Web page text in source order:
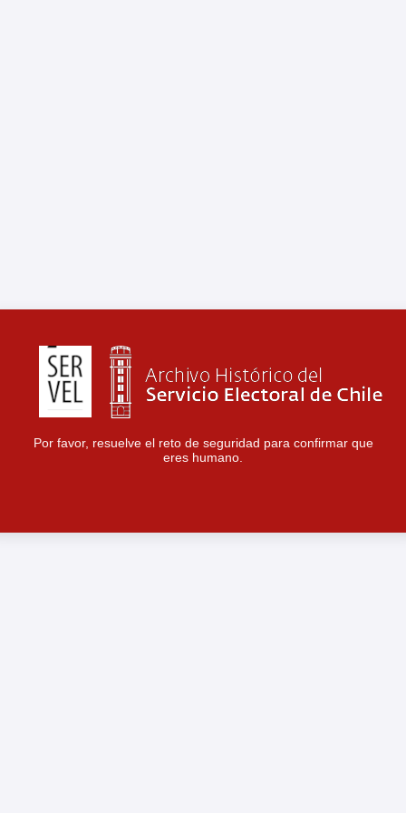
Por favor, resuelve el reto de seguridad para confirmar que
eres humano.